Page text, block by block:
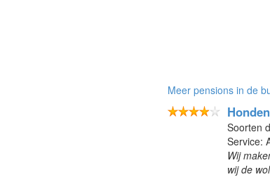
Meer pensions in de
Soorten
Service:
Wij
wij de